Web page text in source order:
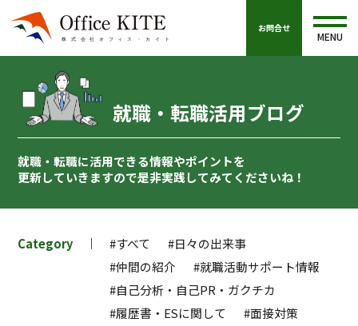
お問合せ
MENU
就職・転職活用ブログ
就職・転職に活用できる情報やポイントを
更新していきますので是非実践してみてくださいね！
Category #すべて
#日々の出来事
#仲間の紹介
#就職活動サポート情報
#自己分析・自己PR・ガクチカ
#履歴書・ESに関して
#面接対策